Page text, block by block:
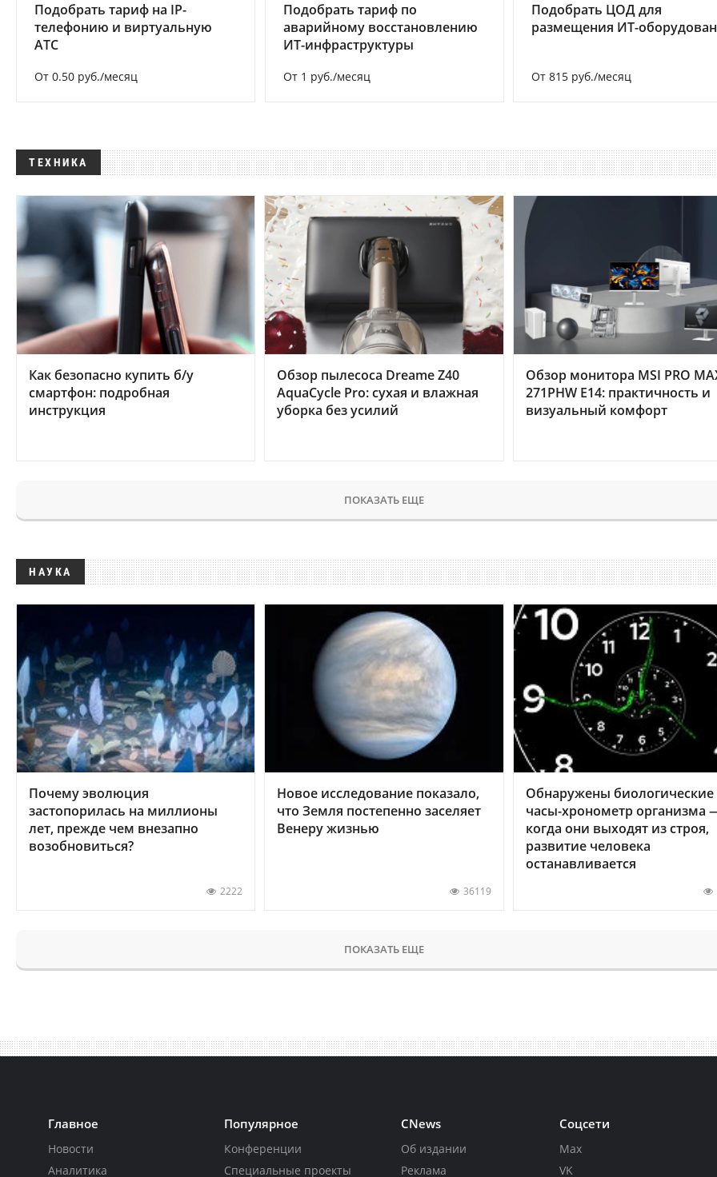
Подобрать тариф на IP-
телефонию и виртуальную
АТС
От 0.50 руб./месяц
Подобрать тариф по
аварийному восстановлению
ИТ-инфраструктуры
От 1 руб./месяц
Подобрать ЦОД для
размещения ИТ-
От 815 руб./месяц
ТЕХНИКА
Как безопасно купить б/у
смартфон: подробная
инструкция
Обзор пылесоса Dreame Z40
AquaCycle Pro: сухая и влажная
уборка без усилий
Обзор монитора MSI PRO
271PHW E14: практичность и
визуальный комфорт
ПОКАЗАТЬ ЕЩЕ
НАУКА
Почему эволюция
застопорилась на миллионы
лет, прежде чем внезапно
возобновиться?
2222
Новое исследование показало,
что Земля постепенно заселяет
Венеру жизнью
36119
Обнаружены биологические
часы-хронометр организма
когда они выходят из строя,
развитие человека
останавливается
ПОКАЗАТЬ ЕЩЕ
Главное
Новости
Аналитика
Популярное
Конференции
Специальные проекты
CNews
Об издании
Реклама
Соцсети
Max
VK